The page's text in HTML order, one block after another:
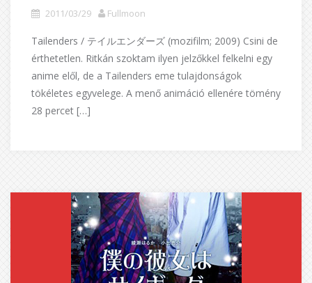
2011/03/29 Fullmoon
Tailenders / テイルエンダーズ (mozifilm; 2009) Csini de
érthetetlen. Ritkán szoktam ilyen jelzőkkel felkelni egy
anime elől, de a Tailenders eme tulajdonságok
tökéletes egyvelege. A menő animáció ellenére tömény
28 percet […]